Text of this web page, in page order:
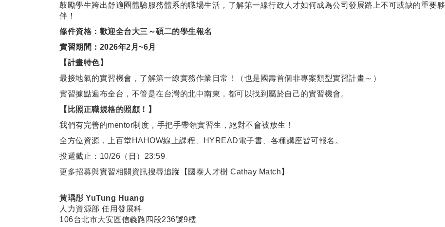
鼓勵學生跨出舒適圈體驗服務體系的職場生活，了解第一線行政人才如何成為公司發展路上不可或缺的重要夥
伴！
條件資格：歡迎全台大三～碩二的學生報名
實習期間：2026年2月~6月
【計畫特色】
最接地氣的實習機會，了解第一線實務作業日常！（也是國壽首個非專案類型實習計畫～）
實習據點遍布全台，不管是在台灣的北中南東，都可以找到屬於自己的實習機會。
【比照正職規格的照顧！】
我們有完善的mentor制度，手把手帶領實習生，絕對不會被放生！
全方位資源，上百堂HAHOW線上課程、HYREAD電子書、各種講座皆可報名。
投遞截止：10/26（日）23:59
更多招募與實習相關資訊搜尋追蹤【國泰人才樹 Cathay Match】
黃瑀彤 YuTung Huang
人力資源部 任用發展科
106台北市大安區信義路四段236號9樓